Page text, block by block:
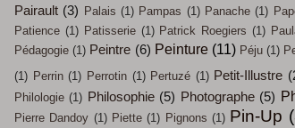
Pairault (3) Palais (1) Pampas (1) Panache (1)
Patience (1) Patisserie (1) Patrick Roegiers (1)
Pédagogie (1) Peintre (6) Peinture (11) Péju (1)
(1) Perrin (1) Perrotin (1) Pertuzé (1) Petit-Illustre
Philologie (1) Philosophie (5) Photographe (5)
Pierre Dandoy (1) Piette (1) Pignons (1) Pin-Up